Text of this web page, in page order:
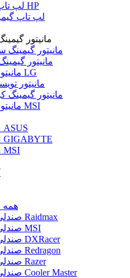
لپ تاپ گیمینگ HP
لپ تاپ
مانیتور
مانیتور
مانیتور
مانیتور گیمینگ LG
مانیتور
مانیتور گیمینگ
مانیتور گیمینگ MSI
مادربرد گیمینگ ASUS
مادربرد گیمینگ GIGABYTE
مادربرد گیمینگ MSI
همه
صندلی گیمینگ Raidmax
صندلی گیمینگ MSI
صندلی گیمینگ DXRacer
صندلی گیمینگ Redragon
صندلی گیمینگ Razer
صندلی گیمینگ Cooler Master